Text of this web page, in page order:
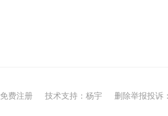
免费注册 技术支持：杨宇 删除举报投诉